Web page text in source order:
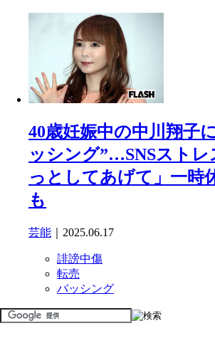
40歳妊娠中の中川翔子
ッシング”…SNSストレ
っとしてあげて」一時
も
芸能 ｜2025.06.17
誹謗中傷
転売
バッシング